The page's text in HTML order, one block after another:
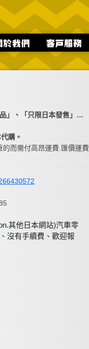
」、「只限日本發售」…
購。
而需付高昂運費.匯價運費
其他日本網站)汽車零
沒有手續費、歡迎報